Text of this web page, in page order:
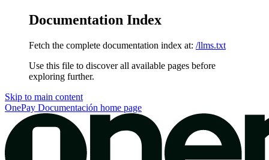
Documentation Index
Fetch the complete documentation index at: /llms.txt
Use this file to discover all available pages before
exploring further.
Skip to main content
OnePay Documentación home page